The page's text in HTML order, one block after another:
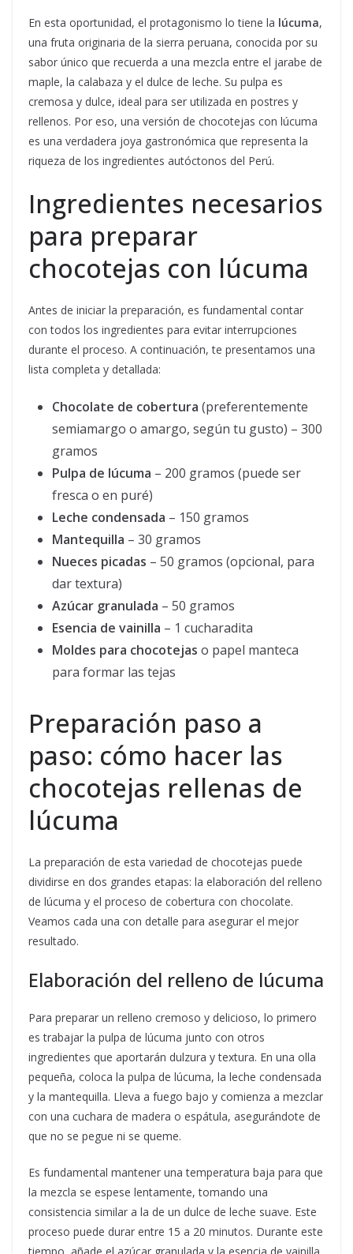
En esta oportunidad, el protagonismo lo tiene la lúcuma,
una fruta originaria de la sierra peruana, conocida por su
sabor único que recuerda a una mezcla entre el jarabe de
maple, la calabaza y el dulce de leche. Su pulpa es
cremosa y dulce, ideal para ser utilizada en postres y
rellenos. Por eso, una versión de chocotejas con lúcuma
es una verdadera joya gastronómica que representa la
riqueza de los ingredientes autóctonos del Perú.
Ingredientes necesarios
para preparar
chocotejas con lúcuma
Antes de iniciar la preparación, es fundamental contar
con todos los ingredientes para evitar interrupciones
durante el proceso. A continuación, te presentamos una
lista completa y detallada:
Chocolate de cobertura (preferentemente
semiamargo o amargo, según tu gusto) – 300
gramos
Pulpa de lúcuma – 200 gramos (puede ser
fresca o en puré)
Leche condensada – 150 gramos
Mantequilla – 30 gramos
Nueces picadas – 50 gramos (opcional, para
dar textura)
Azúcar granulada – 50 gramos
Esencia de vainilla – 1 cucharadita
Moldes para chocotejas o papel manteca
para formar las tejas
Preparación paso a
paso: cómo hacer las
chocotejas rellenas de
lúcuma
La preparación de esta variedad de chocotejas puede
dividirse en dos grandes etapas: la elaboración del relleno
de lúcuma y el proceso de cobertura con chocolate.
Veamos cada una con detalle para asegurar el mejor
resultado.
Elaboración del relleno de lúcuma
Para preparar un relleno cremoso y delicioso, lo primero
es trabajar la pulpa de lúcuma junto con otros
ingredientes que aportarán dulzura y textura. En una olla
pequeña, coloca la pulpa de lúcuma, la leche condensada
y la mantequilla. Lleva a fuego bajo y comienza a mezclar
con una cuchara de madera o espátula, asegurándote de
que no se pegue ni se queme.
Es fundamental mantener una temperatura baja para que
la mezcla se espese lentamente, tomando una
consistencia similar a la de un dulce de leche suave. Este
proceso puede durar entre 15 a 20 minutos. Durante este